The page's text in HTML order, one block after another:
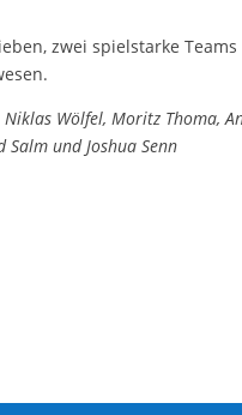
zwei spielstarke
Wölfel, Moritz Thoma,
und Joshua Senn